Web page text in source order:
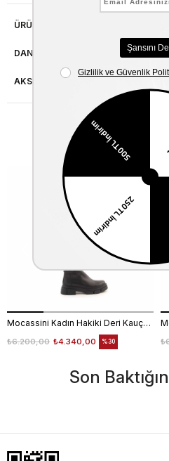
ÜRÜN ÖZELLIKLERI
DANIŞMA HATTI
AKSESUAR ONARIMI
Benzer
Mocassini Kadın Hakiki Deri Kauçuk Taban Siyah Günlük Çizme
₺4.340,00
₺6.200,00 %30
Son